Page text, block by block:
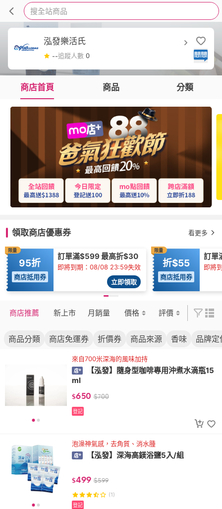
搜全站商品
泓發樂活氏
--追蹤人數 0
商店首頁 商品 分類
領取商店優惠券 看更多
限量
95折
商店抵用券
訂單滿$599 最高折$30
即將到期：08/08 23:59失效
立即領取
限量
折$55
商店抵用券
訂單
即將
商店推薦 新上市 月銷量 價格 評價
商品分類 商店免運券 折價券 商品來源 香味 品牌定
來自700米深海的風味加持
【泓發】隨身型咖啡專用沖煮水滴瓶15
ml
$650 $700
登記
泡澡神氣感，去角質、消水腫
【泓發】深海高鎂浴鹽5入/組
$499 $599
(1)
登記